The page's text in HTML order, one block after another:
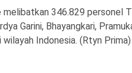
melibatkan 346.829 personel
Garini, Bhayangkari,
Indonesia. (Rtyn Prima)